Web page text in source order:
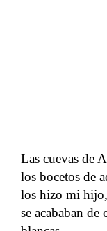
Las cuevas de
los bocetos de
los hizo mi
se acababan de